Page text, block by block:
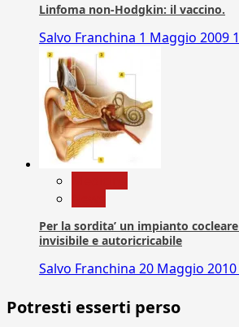
Linfoma non-Hodgkin: il vaccino.
Salvo Franchina 1 Maggio 2009
Per la sordita’ un impianto
invisibile e autoricricabile
Salvo Franchina 20 Maggio 2010
Potresti esserti perso